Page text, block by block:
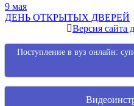
Навигация
по
записям
9 мая
ДЕНЬ ОТКРЫТЫХ ДВЕРЕЙ
Версия сайта
Поступление в вуз онлайн: